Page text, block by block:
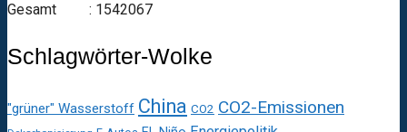
Gesamt : 1542067
Schlagwörter-Wolke
"grüner" Wasserstoff China CO2 CO2-Emissionen